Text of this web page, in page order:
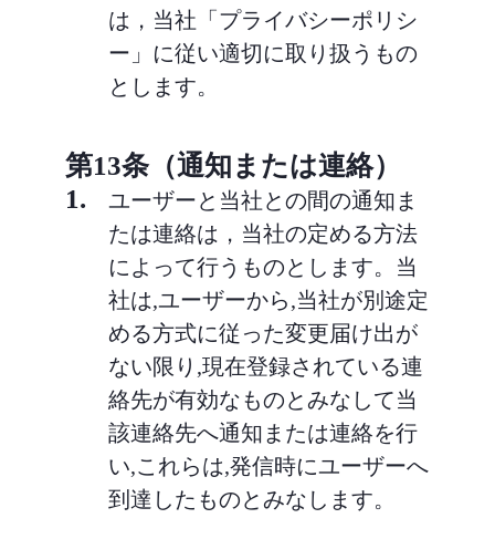
は，当社「プライバシーポリシ
ー」に従い適切に取り扱うもの
とします。
第13条（通知または連絡）
1.
ユーザーと当社との間の通知ま
たは連絡は，当社の定める方法
によって行うものとします。当
社は,ユーザーから,当社が別途定
める方式に従った変更届け出が
ない限り,現在登録されている連
絡先が有効なものとみなして当
該連絡先へ通知または連絡を行
い,これらは,発信時にユーザーへ
到達したものとみなします。